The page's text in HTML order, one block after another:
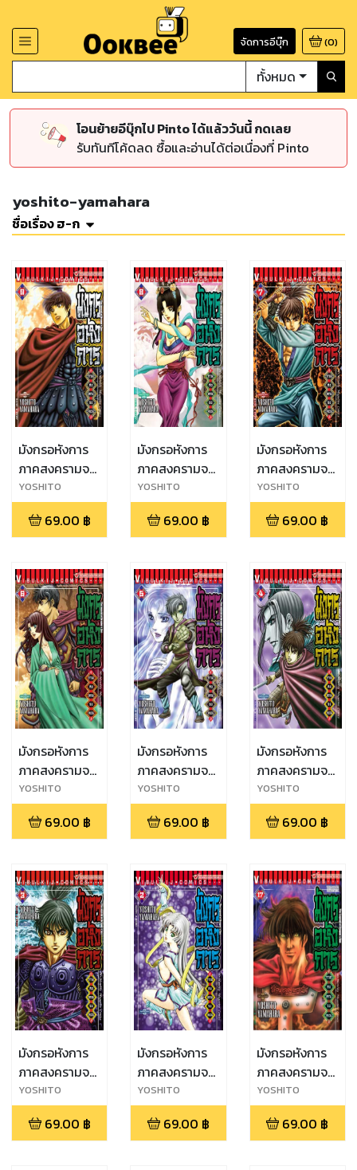
จัดการอีบุ๊ก (0)
ทั้งหมด
โอนย้ายอีบุ๊กไป Pinto ได้แล้ววันนี้ กดเลย
รับทันทีโค้ดลด ซื้อและอ่านได้ต่อเนื่องที่ Pinto
yoshito-yamahara
ชื่อเรื่อง ฮ-ก
มังกรอหังการ
ภาคสงครามจง
หยวน เล่ม 9
YOSHITO
YAMAHARA
69.00 ฿
มังกรอหังการ
ภาคสงครามจง
หยวน เล่ม 8
YOSHITO
YAMAHARA
69.00 ฿
มังกรอหังการ
ภาคสงครามจง
หยวน เล่ม 7
YOSHITO
YAMAHARA
69.00 ฿
มังกรอหังการ
ภาคสงครามจง
หยวน เล่ม 6
YOSHITO
YAMAHARA
69.00 ฿
มังกรอหังการ
ภาคสงครามจง
หยวน เล่ม 5
YOSHITO
YAMAHARA
69.00 ฿
มังกรอหังการ
ภาคสงครามจง
หยวน เล่ม 4
YOSHITO
YAMAHARA
69.00 ฿
มังกรอหังการ
ภาคสงครามจง
หยวน เล่ม 3
YOSHITO
YAMAHARA
69.00 ฿
มังกรอหังการ
ภาคสงครามจง
หยวน เล่ม 2
YOSHITO
YAMAHARA
69.00 ฿
มังกรอหังการ
ภาคสงครามจง
หยวน เล่ม 17
(จบภาค)
YOSHITO
YAMAHARA
69.00 ฿